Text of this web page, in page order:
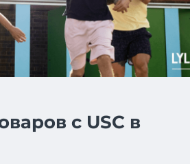
с USC в